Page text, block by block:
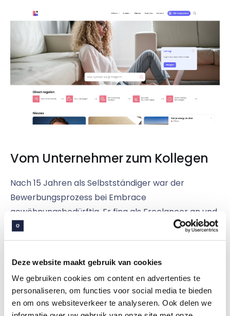
Deze website maakt gebruik van cookies
We gebruiken cookies om content en advertenties te
personaliseren, om functies voor social media te bieden
en om ons websiteverkeer te analyseren. Ook delen we
Vom Unternehmer zum Kollegen
Nach 15 Jahren als Selbstständiger war der
Bewerbungsprozess bei Embrace
gewöhnungsbedürftig. Er fing als Freelancer an und
hatte so die Zeit zu schauen, ob er ins Team passte.
Zum Glück war das der Fall! Arnold wurde ein Job
gefällt, dass so viele verschiedene Menschen jeden
Alters und Hintergrunds dort arbeiten.
Infolgedessen akzeptiert sich jeder so, wie er ist.